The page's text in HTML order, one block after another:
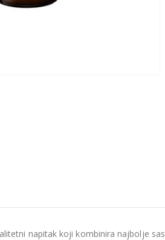
napitak koji kombinira najbolje